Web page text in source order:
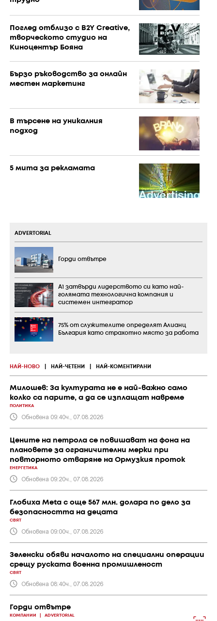
Поглед отблизо с B2Y Creative,
творческото студио на
Киноцентър Бояна
Бързо ръководство за онлайн
местен маркетинг
В търсене на уникалния
подход
5 мита за рекламата
НАЙ-НОВО НАЙ-ЧЕТЕНИ НАЙ-КОМЕНТИРАНИ
Милошев: За културата не е най-важно само
колко са парите, а да се изплащат навреме
ПОЛИТИКА
Обновена 09:40ч., 07.08.2026
Цените на петрола се повишават на фона на
плановете за ограничителни мерки при
повторното отваряне на Ормузкия проток
ЕНЕРГЕТИКА
Обновена 09:20ч., 07.08.2026
Глобиха Meta с още 567 млн. долара по дело за
безопасността на децата
СВЯТ
Обновена 09:00ч., 07.08.2026
Зеленски обяви началото на специални операции
срещу руската военна промишленост
СВЯТ
Обновена 08:40ч., 07.08.2026
Горди отвътре
КОМПАНИИ ADVERTORIAL
ADVERTORIAL
Горди отвътре
А1 затвърди лидерството си като най-
голямата технологична компания и
системен интегратор
75% от служителите определят Алианц
България като страхотно място за работа